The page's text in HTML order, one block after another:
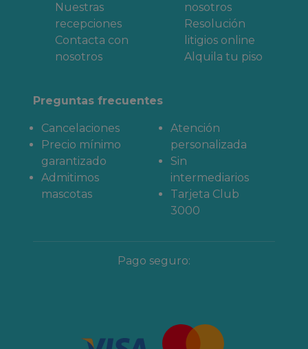
Nuestras
recepciones
Contacta con
nosotros
nosotros
Resolución
litigios online
Alquila tu piso
Preguntas frecuentes
Cancelaciones
Precio mínimo
garantizado
Admitimos
mascotas
Atención
personalizada
Sin
intermediarios
Tarjeta Club
3000
Pago seguro: